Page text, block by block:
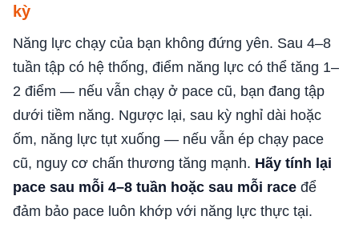
kỳ
Năng lực chạy của bạn không đứng yên. Sau 4–8
tuần tập có hệ thống, điểm năng lực có thể tăng 1–
2 điểm — nếu vẫn chạy ở pace cũ, bạn đang tập
dưới tiềm năng. Ngược lại, sau kỳ nghỉ dài hoặc
ốm, năng lực tụt xuống — nếu vẫn ép chạy pace
cũ, nguy cơ chấn thương tăng mạnh. Hãy tính lại
pace sau mỗi 4–8 tuần hoặc sau mỗi race để
đảm bảo pace luôn khớp với năng lực thực tại.